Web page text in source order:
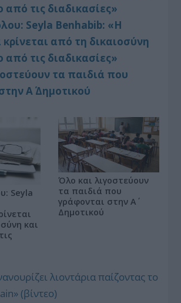
από τις διαδικασίες»
Seyla Benhabib: «Η
από τη δικαιοσύνη
από τις διαδικασίες»
τα παιδιά που
Α΄ Δημοτικού
Seyla
και
Όλο και λιγοστεύουν
τα παιδιά που
γράφονται στην Α΄
Δημοτικού